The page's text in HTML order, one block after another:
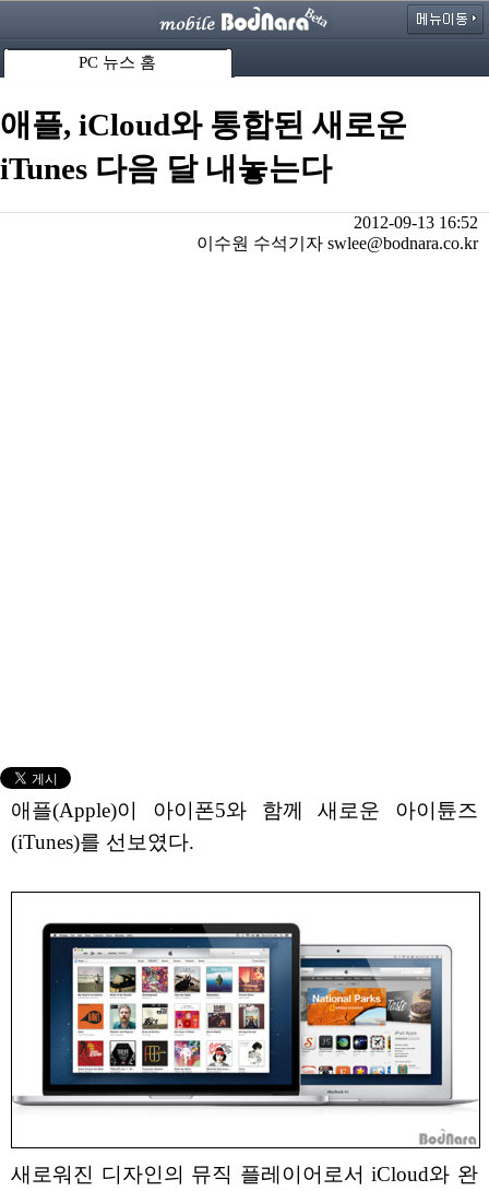
PC 뉴스 홈
애플, iCloud와 통합된 새로운
iTunes 다음 달 내놓는다
2012-09-13 16:52
이수원 수석기자 swlee@bodnara.co.kr
애플(Apple)이 아이폰5와 함께 새로운 아이튠즈
(iTunes)를 선보였다.
새로워진 디자인의 뮤직 플레이어로서 iCloud와 완